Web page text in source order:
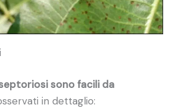
sono facili da
in dettaglio: